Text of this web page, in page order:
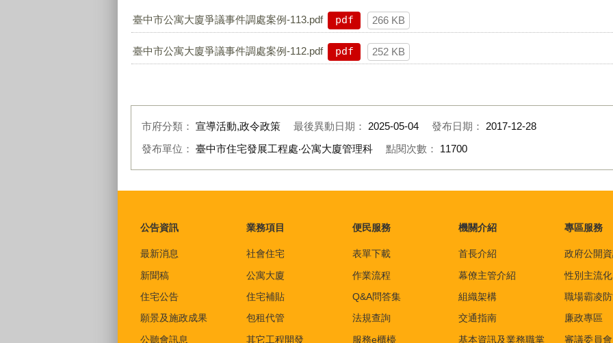
臺中市公寓大廈爭議事件調處案例-113.pdf pdf 266 KB
臺中市公寓大廈爭議事件調處案例-112.pdf pdf 252 KB
市府分類： 宣導活動,政令政策 最後異動日期： 2025-05-04 發布日期： 2017-12-28
發布單位： 臺中市住宅發展工程處‧公寓大廈管理科 點閱次數： 11700
公告資訊
最新消息
新聞稿
住宅公告
願景及施政成果
公聽會訊息
業務項目
社會住宅
公寓大廈
住宅補貼
包租代管
其它工程開發
便民服務
表單下載
作業流程
Q&A問答集
法規查詢
服務e櫃檯
機關介紹
首長介紹
幕僚主管介紹
組織架構
交通指南
基本資訊及業務職掌
專區服務
政府公開
性別主流化
職場霸凌
廉政專區
審議委員會